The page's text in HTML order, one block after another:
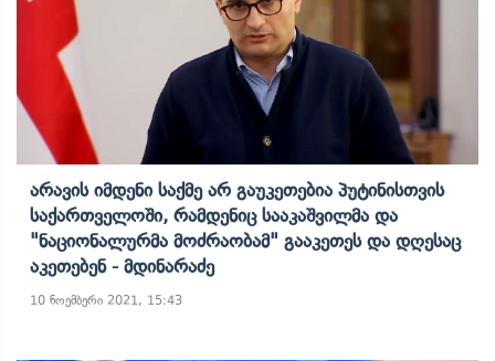
Არავის Იმდენი Საქმე Არ Გაუკეთებია Პუტინისთვის
Საქართველოში, Რამდენიც Სააკაშვილმა Და
"ნაციონალურმა Მოძრაობამ" Გააკეთეს Და Დღესაც
Აკეთებენ - Მდინარაძე
10 ნოემბერი 2021, 15:43